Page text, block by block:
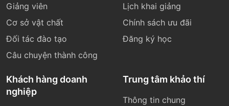
Giảng viên
Cơ sở vật chất
Đối tác đào tạo
Câu chuyện thành công
Lịch khai giảng
Chính sách ưu đãi
Đăng ký học
Khách hàng doanh
nghiệp
Trung tâm khảo thí
Thông tin chung